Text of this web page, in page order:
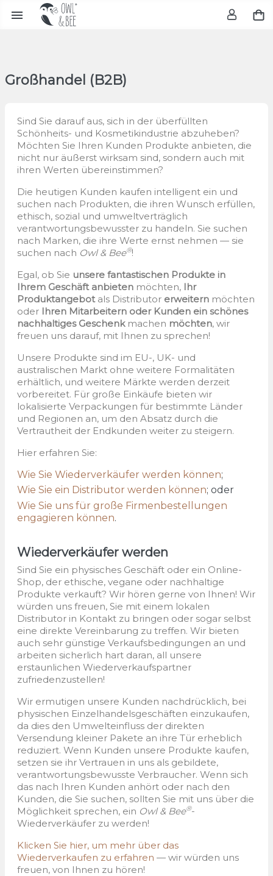

Großhandel (B2B)
Sind Sie darauf aus, sich in der überfüllten
Schönheits- und Kosmetikindustrie abzuheben?
Möchten Sie Ihren Kunden Produkte anbieten, die
nicht nur äußerst wirksam sind, sondern auch mit
ihren Werten übereinstimmen?
Die heutigen Kunden kaufen intelligent ein und
suchen nach Produkten, die ihren Wunsch erfüllen,
ethisch, sozial und umweltverträglich
verantwortungsbewusster zu handeln. Sie suchen
nach Marken, die ihre Werte ernst nehmen — sie
suchen nach Owl & Bee®!
Egal, ob Sie unsere fantastischen Produkte in
Ihrem Geschäft anbieten möchten, Ihr
Produktangebotals Distributor erweitern möchten
oder Ihren Mitarbeitern oder Kunden ein schönes
nachhaltiges Geschenk machen möchten, wir
freuen uns darauf, mit Ihnen zu sprechen!
Unsere Produkte sind im EU-, UK- und
australischen Markt ohne weitere Formalitäten
erhältlich, und weitere Märkte werden derzeit
vorbereitet. Für große Einkäufe bieten wir
lokalisierte Verpackungen für bestimmte Länder
und Regionen an, um den Absatz durch die
Vertrautheit der Endkunden weiter zu steigern.
Hier erfahren Sie:
Wie Sie Wiederverkäufer werden können;
Wie Sie ein Distributor werden können; oder
Wie Sie uns für große Firmenbestellungen
engagieren können.
Wiederverkäufer werden
Sind Sie ein physisches Geschäft oder ein Online-
Shop, der ethische, vegane oder nachhaltige
Produkte verkauft? Wir hören gerne von Ihnen! Wir
würden uns freuen, Sie mit einem lokalen
Distributor in Kontakt zu bringen oder sogar selbst
eine direkte Vereinbarung zu treffen. Wir bieten
auch sehr günstige Verkaufsbedingungen an und
arbeiten sicherlich hart daran, all unsere
erstaunlichen Wiederverkaufspartner
zufriedenzustellen!
Wir ermutigen unsere Kunden nachdrücklich, bei
physischen Einzelhandelsgeschäften einzukaufen,
da dies den Umwelteinfluss der direkten
Versendung kleiner Pakete an ihre Tür erheblich
reduziert. Wenn Kunden unsere Produkte kaufen,
setzen sie ihr Vertrauen in uns als gebildete,
verantwortungsbewusste Verbraucher. Wenn sich
das nach Ihren Kunden anhört oder nach den
Kunden, die Sie suchen, sollten Sie mit uns über die
Möglichkeit sprechen, ein Owl & Bee®-
Wiederverkäufer zu werden!
Klicken Sie hier, um mehr über das
Wiederverkaufen zu erfahren — wir würden uns
freuen, von Ihnen zu hören!